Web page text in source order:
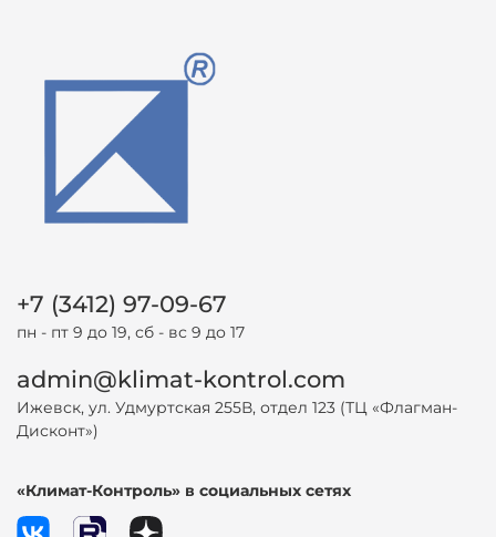
+7 (3412) 97-09-67
пн - пт 9 до 19, сб - вс 9 до 17
admin@klimat-kontrol.com
Ижевск, ул. Удмуртская 255В, отдел 123 (ТЦ «Флагман-
Дисконт»)
«Климат-Контроль» в социальных сетях